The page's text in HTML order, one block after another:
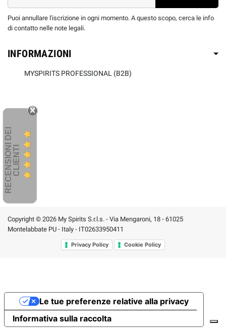
Puoi annullare l'iscrizione in ogni momento. A questo scopo, cerca le info
di contatto nelle note legali.
INFORMAZIONI
MYSPIRITS PROFESSIONAL (B2B)
R
E
C
E
N
S
I
ON
I
D
E
I
C
L
I
E
N
TI
Copyright © 2026 My Spirits S.r.l.s. - Via Mengaroni, 18 - 61025
Montelabbate PU - Italy - IT02633950411
Privacy Policy Cookie Policy
Informativa sulla raccolta
Le tue preferenze relative alla privacy